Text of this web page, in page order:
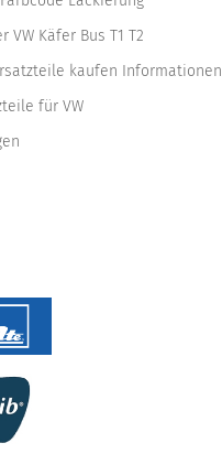
VW Käfer Bus T1 T2
kaufen Informationen
für VW